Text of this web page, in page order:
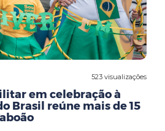
523 visualizações
em celebração à
Brasil reúne mais de 15